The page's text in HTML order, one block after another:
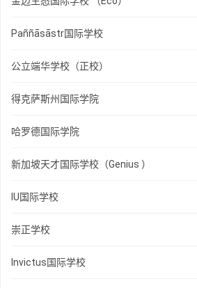
Paññāsāstr国际学校
公立端华学校（正校）
得克萨斯州国际学院
哈罗德国际学院
新加坡天才国际学校（Genius ）
IU国际学校
崇正学校
Invictus国际学校